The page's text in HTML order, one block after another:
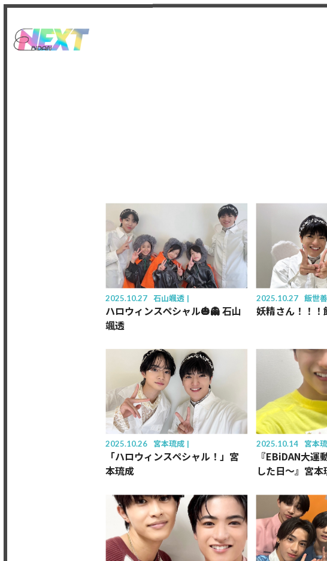
2025.10.27 石山颯透
ハロウィンスペシャル🎃👻 石山
颯透
2025.10.27 飯世
妖精さん！！！
2025.10.26 宮本琉成
「ハロウィンスペシャル！」宮
本琉成
2025.10.14 宮本
『EBiDAN大運
した日〜』宮本